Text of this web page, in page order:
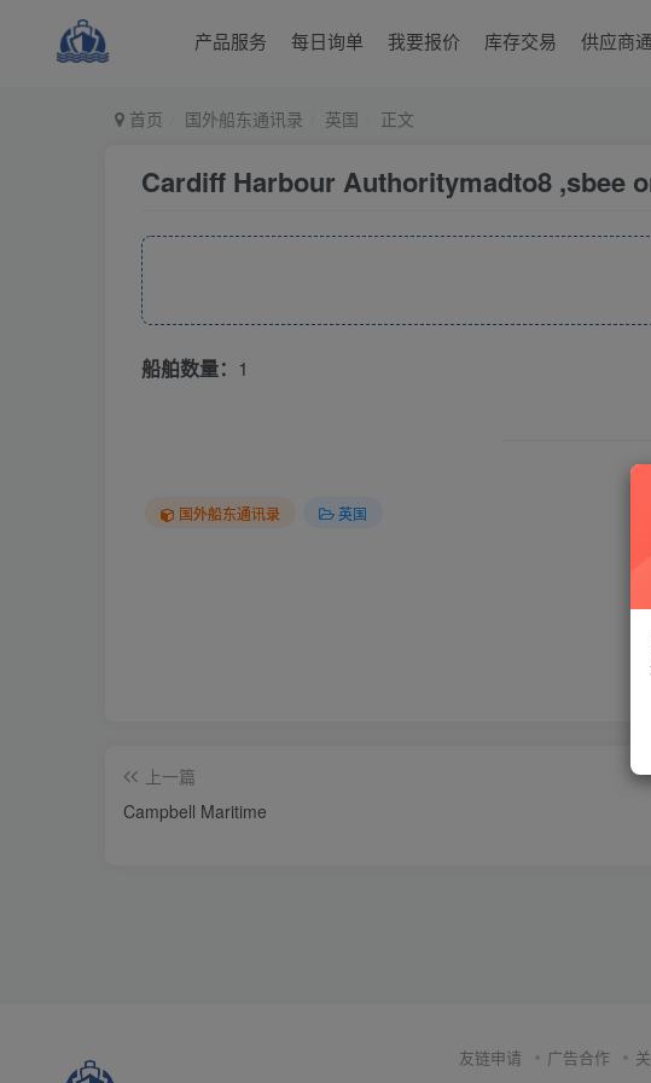
产品服务 每日询单 我要报价 库存交易 供应商
首页 国外船东通讯录 英国 正文
Cardiff Harbour Authoritymadto8 ,sbee
船舶数量： 1
国外船东通讯录 英国
上一篇
Campbell Maritime
友链申请 广告合作